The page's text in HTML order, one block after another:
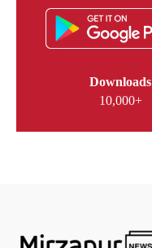
Downloads
10,000+